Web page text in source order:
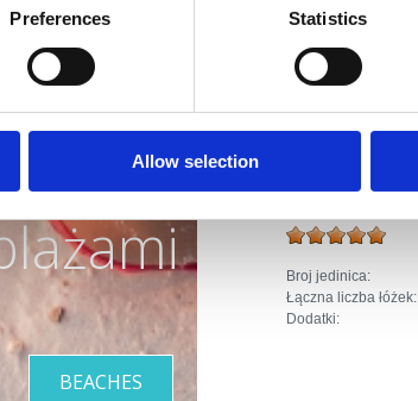
Preferences Statistics
Allow selection
Basen odkryty
Zwierzęta domowe
Parking zewnętrzny
Broj jedinica:
Łączna liczba łóżek:
Dodatki:
z
BEACHES